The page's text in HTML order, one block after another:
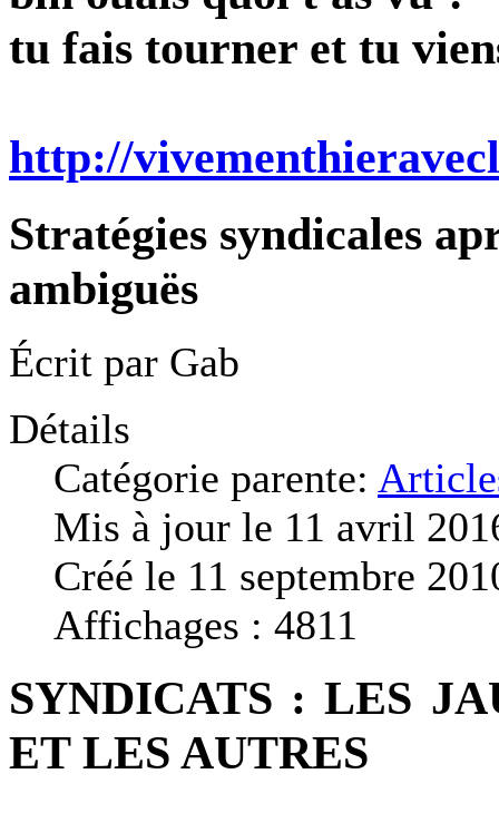
tu fais tourner et tu
http://
Stratégies syndicales
ambiguës
Écrit par Gab
Détails
Catégorie parente:
Mis à jour le 11 avril
Créé le 11 septembre
Affichages : 4811
SYNDICATS : LES
ET LES AUTRES